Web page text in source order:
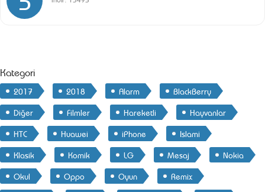
Kategori
2017 2018 Alarm
BlackBerry
Diğer
Filmler Hareketli
Hayvanlar
HTC
Huawei iPhone
Islami
Klasik
Komik LG Mesaj
Nokia
Okul
Oppo Oyun
Remix